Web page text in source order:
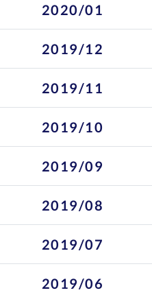
2020/01
2019/12
2019/11
2019/10
2019/09
2019/08
2019/07
2019/06